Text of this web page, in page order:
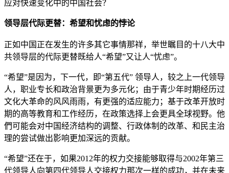
应对快速变化中的中国社会？
领导层代际更替：希望和忧虑的悖论
正如中国正在发生的许多其它事情那祥，举世瞩目的十八大中
共领导层的代际更替既给人“希望”又让人“忧虑”。
“希望”是因为，下一代，即“第五代” 领导人，较之上一代领导
人，职业专长和政治背景更为多元化；由于青少年时期经历过
文化大革命的风风雨雨，有更强的适应能力；基于改革开放时
期的高等教育和工作经历，在政策选择上会更具全球视野。他
們可能会对中国经济结构的调整、行政体制的改革、和民主治
理的尝试做出影响更加深远的贡献。
“希望”还在于，如果2012年的权力交接能够取得与2002年第三
代领导人向第四代领导人交接权力那次一样的成功，并在未来